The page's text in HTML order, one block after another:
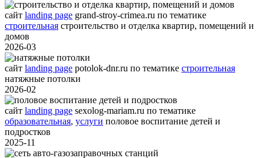
сайт landing page grand-stroy-crimea.ru по тематике
строительная строительство и отделка квартир, помещений и
домов
2026-03
сайт landing page potolok-dnr.ru по тематике строительная
натяжные потолки
2026-02
сайт landing page sexolog-mariam.ru по тематике
образовательная, услуги половое воспитание детей и
подростков
2025-11